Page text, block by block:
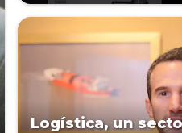
Logística, un